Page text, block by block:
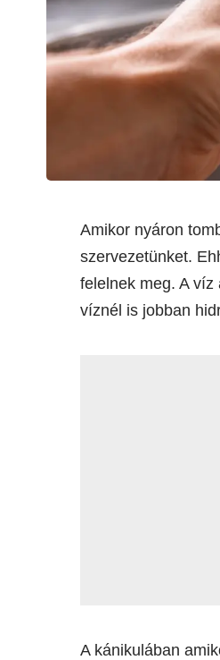
Amikor nyáron
szervezetünket.
felelnek meg. A
víznél is jobban
A kánikulában